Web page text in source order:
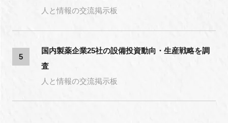
人と情報の交流掲示板
5
国内製薬企業25社の設備投資動向・生産戦略を調
査
人と情報の交流掲示板